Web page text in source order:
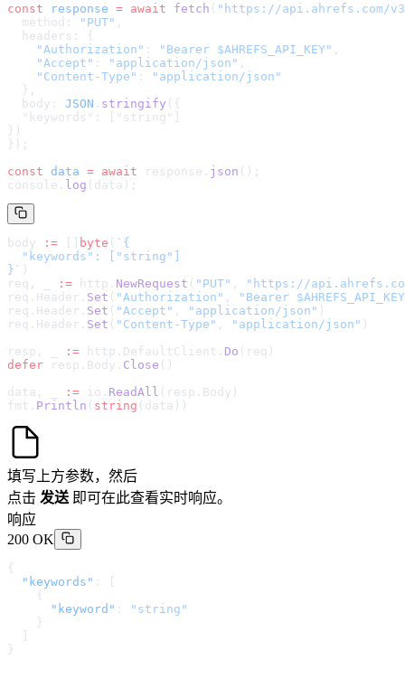
const response = await fetch ( " https://api.ahrefs.com/
  method:
"PUT" ,
  headers: {
    "Authorization"
: "Bearer $AHREFS_API_KEY" ,
    "Accept"
: "application/json" ,
    "Content-Type"
:
"application/json"
  },
  body:
JSON . stringify ( {
  "keywords": ["string"]
} )
});
const data = await response. json ();
console. log (data);
body := byte ( ` {
  "keywords": ["string"]
} ` )
req, _
:= http. NewRequest ( "PUT" , " https://
req.Header. Set ( "Authorization" ,
"Bearer
req.Header. Set ( "Accept" , "application/json" )
req.Header. Set ( "Content-Type" , "application/json" )
resp, _
:= http.DefaultClient. Do (req)
defer resp.Body. Close ()
data, _
:= io. ReadAll (resp.Body)
fmt. Println ( string (data))
填写上方参数，然后
点击 发送 即可在此查看实时响应。
响应
200 OK
{
  "keywords"
: [
    {
      "keyword"
:
"string"
    }
}